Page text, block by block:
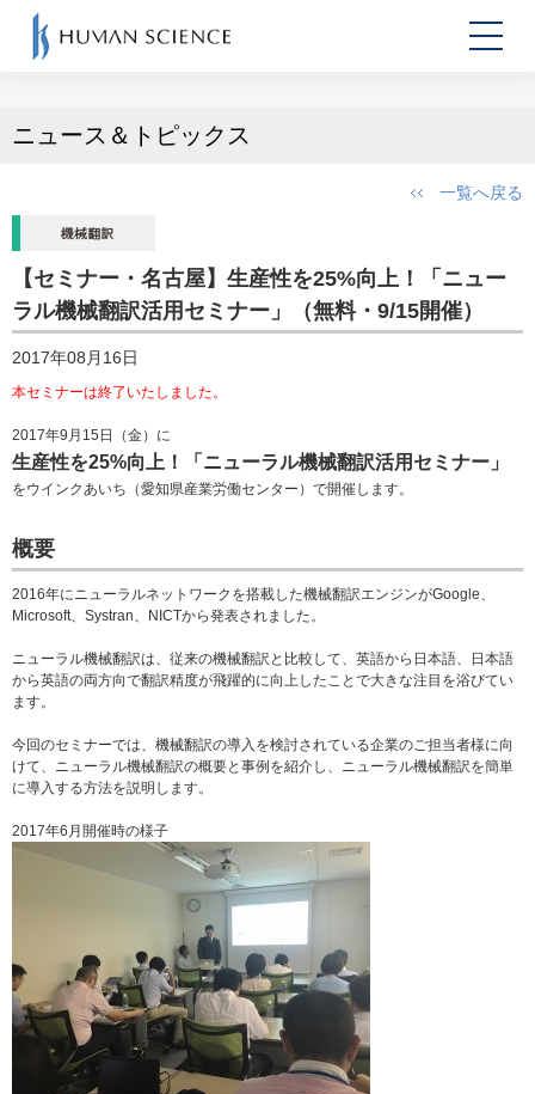
ニュース＆トピックス
一覧へ戻る
【セミナー・名古屋】生産性を25%向上！「ニュー
ラル機械翻訳活用セミナー」（無料・9/15開催）
2017年08月16日
本セミナーは終了いたしました。
2017年9月15日（金）に
生産性を25%向上！「ニューラル機械翻訳活用セミナー」
をウインクあいち（愛知県産業労働センター）で開催します。
概要
2016年にニューラルネットワークを搭載した機械翻訳エンジンがGoogle、
Microsoft、Systran、NICTから発表されました。
ニューラル機械翻訳は、従来の機械翻訳と比較して、英語から日本語、日本語
から英語の両方向で翻訳精度が飛躍的に向上したことで大きな注目を浴びてい
ます。
今回のセミナーでは、機械翻訳の導入を検討されている企業のご担当者様に向
けて、ニューラル機械翻訳の概要と事例を紹介し、ニューラル機械翻訳を簡単
に導入する方法を説明します。
2017年6月開催時の様子